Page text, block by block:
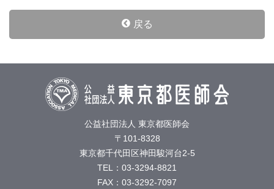
戻る
公益社団法人 東京都医師会
〒101-8328
東京都千代田区神田駿河台2-5
TEL：03-3294-8821
FAX：03-3292-7097